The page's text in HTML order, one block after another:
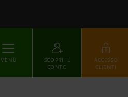
MENU
SCOPRI IL
CONTO
ACCESSO
CLIENTI